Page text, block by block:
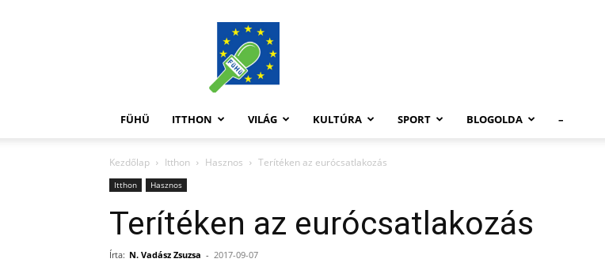
FüHü
FÜHÜ ITTHON VILÁG KULTÚRA SPORT BLOGOLDA –
Kezdőlap Itthon Hasznos Terítéken az eurócsatlakozás
Itthon Hasznos
Terítéken az eurócsatlakozás
Írta: N. Vadász Zsuzsa - 2017-09-07